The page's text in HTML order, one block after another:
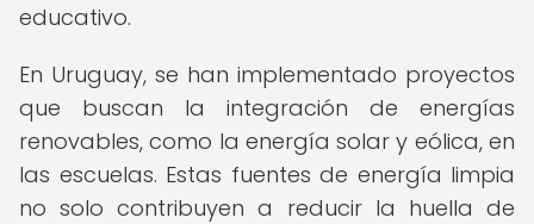
educativo.
En Uruguay, se han implementado proyectos
que buscan la integración de energías
renovables, como la energía solar y eólica, en
las escuelas. Estas fuentes de energía limpia
no solo contribuyen a reducir la huella de